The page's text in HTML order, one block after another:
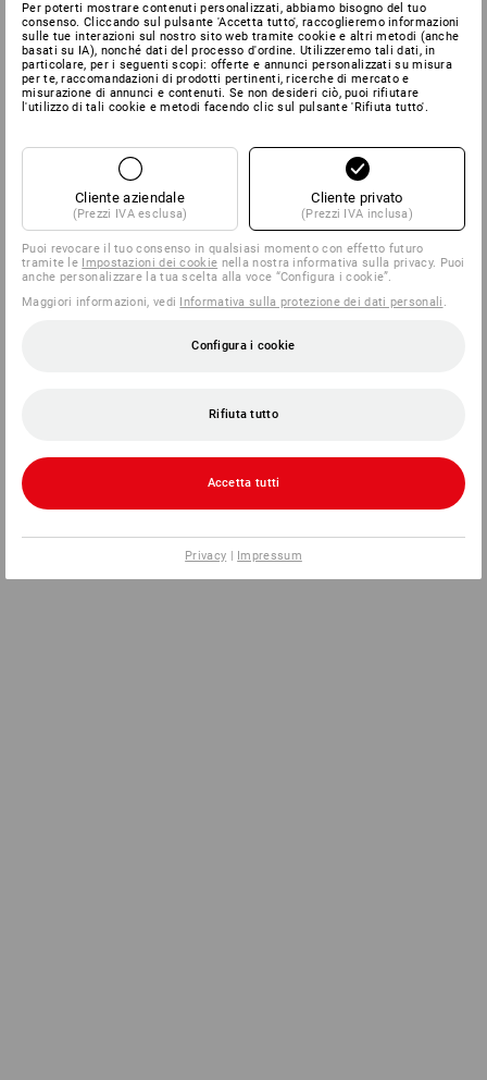
Per poterti mostrare contenuti personalizzati, abbiamo bisogno del tuo
consenso. Cliccando sul pulsante 'Accetta tutto', raccoglieremo informazioni
sulle tue interazioni sul nostro sito web tramite cookie e altri metodi (anche
basati su IA), nonché dati del processo d'ordine. Utilizzeremo tali dati, in
particolare, per i seguenti scopi: offerte e annunci personalizzati su misura
per te, raccomandazioni di prodotti pertinenti, ricerche di mercato e
misurazione di annunci e contenuti. Se non desideri ciò, puoi rifiutare
l'utilizzo di tali cookie e metodi facendo clic sul pulsante 'Rifiuta tutto'.
Cliente aziendale
(Prezzi IVA esclusa)
Cliente privato
(Prezzi IVA inclusa)
Puoi revocare il tuo consenso in qualsiasi momento con effetto futuro
tramite le Impostazioni dei cookie nella nostra informativa sulla privacy. Puoi
anche personalizzare la tua scelta alla voce “Configura i cookie”.
Maggiori informazioni, vedi Informativa sulla protezione dei dati personali .
Configura i cookie
Rifiuta tutto
Accetta tutti
Privacy | Impressum